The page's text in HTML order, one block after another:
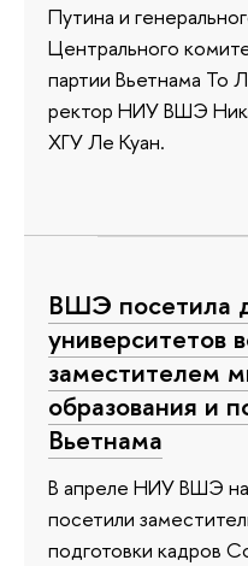
Путина и
Центрального
партии Вьетнама То
ректор НИУ ВШЭ
ХГУ Ле Куан.
ВШЭ посетила
университетов
заместителем
образования и
Вьетнама
В апреле НИУ ВШЭ
посетили
подготовки кадров